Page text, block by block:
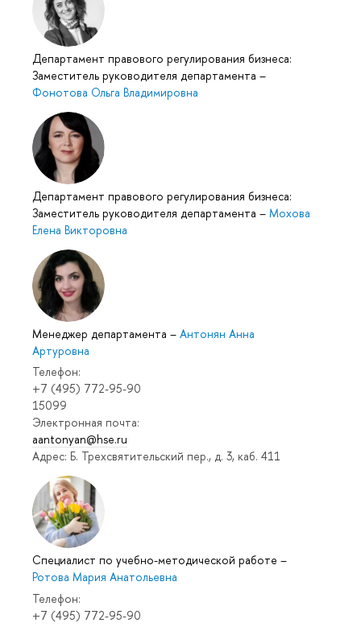
Департамент правового регулирования бизнеса:
Заместитель руководителя департамента –
Фонотова Ольга Владимировна
Департамент правового регулирования бизнеса:
Заместитель руководителя департамента – Мохова
Елена Викторовна
Менеджер департамента – Антонян Анна
Артуровна
Телефон:
+7 (495) 772-95-90
15099
Электронная почта:
aantonyan@hse.ru
Адрес: Б. Трехсвятительский пер., д. 3, каб. 411
Специалист по учебно-методической работе –
Ротова Мария Анатольевна
Телефон:
+7 (495) 772-95-90